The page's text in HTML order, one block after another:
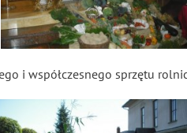
i współczesnego sprzętu